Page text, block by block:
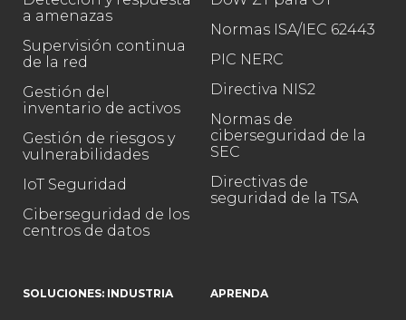
a amenazas
Supervisión continua
de la red
Gestión del
inventario de activos
Gestión de riesgos y
vulnerabilidades
IoT Seguridad
Ciberseguridad de los
centros de datos
Normas ISA/IEC 62443
PIC NERC
Directiva NIS2
Normas de
ciberseguridad de la
SEC
Directivas de
seguridad de la TSA
SOLUCIONES: INDUSTRIA APRENDA